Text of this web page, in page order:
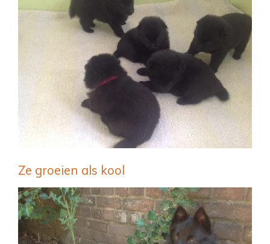
Ze groeien als kool